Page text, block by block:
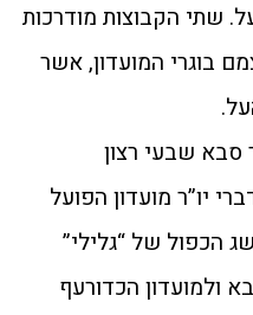
שתי הקבוצות מודרכות
בוגרי המועדון, אשר
סבא שבעי רצון
יו”ר מועדון הפועל
הכפול של “גלילי”
ולמועדון הכדורעף